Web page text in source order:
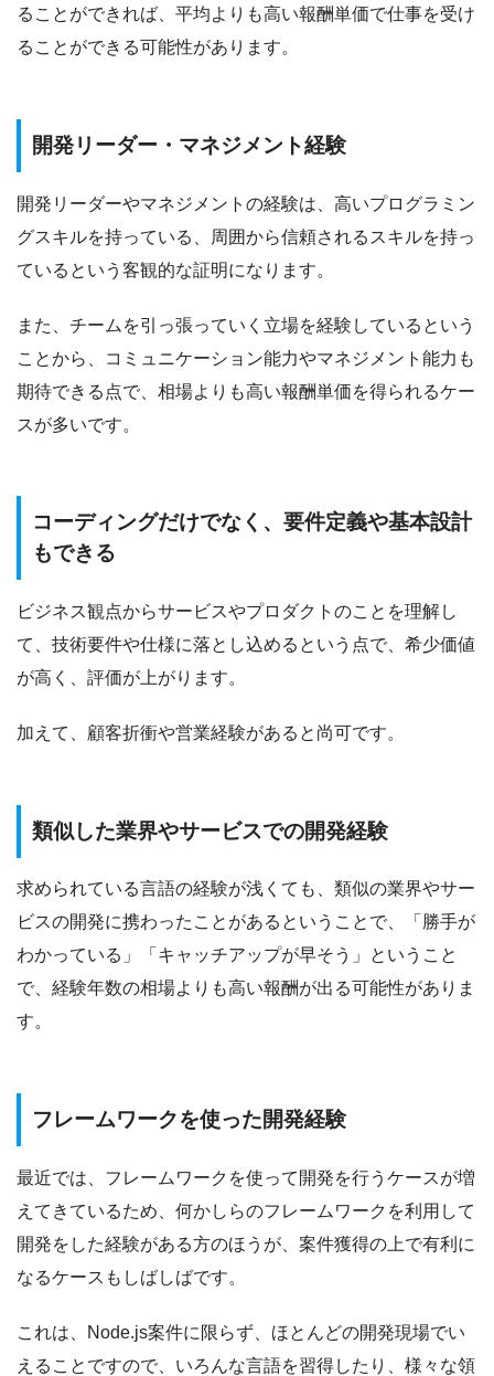
ることができれば、平均よりも高い報酬単価で仕事を受け
ることができる可能性があります。
開発リーダー・マネジメント経験
開発リーダーやマネジメントの経験は、高いプログラミン
グスキルを持っている、周囲から信頼されるスキルを持っ
ているという客観的な証明になります。
また、チームを引っ張っていく立場を経験しているという
ことから、コミュニケーション能力やマネジメント能力も
期待できる点で、相場よりも高い報酬単価を得られるケー
スが多いです。
コーディングだけでなく、要件定義や基本設計
もできる
ビジネス観点からサービスやプロダクトのことを理解し
て、技術要件や仕様に落とし込めるという点で、希少価値
が高く、評価が上がります。
加えて、顧客折衝や営業経験があると尚可です。
類似した業界やサービスでの開発経験
求められている言語の経験が浅くても、類似の業界やサー
ビスの開発に携わったことがあるということで、「勝手が
わかっている」「キャッチアップが早そう」ということ
で、経験年数の相場よりも高い報酬が出る可能性がありま
す。
フレームワークを使った開発経験
最近では、フレームワークを使って開発を行うケースが増
えてきているため、何かしらのフレームワークを利用して
開発をした経験がある方のほうが、案件獲得の上で有利に
なるケースもしばしばです。
これは、Node.js案件に限らず、ほとんどの開発現場でい
えることですので、いろんな言語を習得したり、様々な領